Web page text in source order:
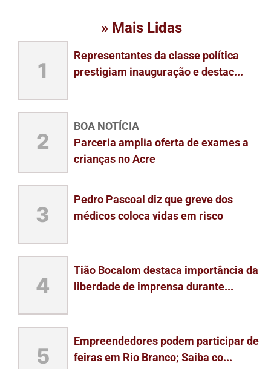
» Mais Lidas
1
Representantes da classe política
prestigiam inauguração e destac...
2
BOA NOTÍCIA
Parceria amplia oferta de exames a
crianças no Acre
3
Pedro Pascoal diz que greve dos
médicos coloca vidas em risco
4
Tião Bocalom destaca importância da
liberdade de imprensa durante...
5
Empreendedores podem participar de
feiras em Rio Branco; Saiba co...